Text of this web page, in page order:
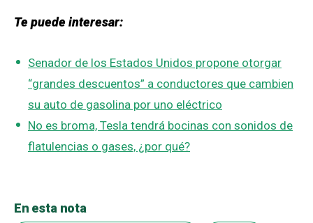
Te puede interesar:
Senador de los Estados Unidos propone otorgar
“grandes descuentos” a conductores que cambien
su auto de gasolina por uno eléctrico
No es broma, Tesla tendrá bocinas con sonidos de
flatulencias o gases, ¿por qué?
En esta nota